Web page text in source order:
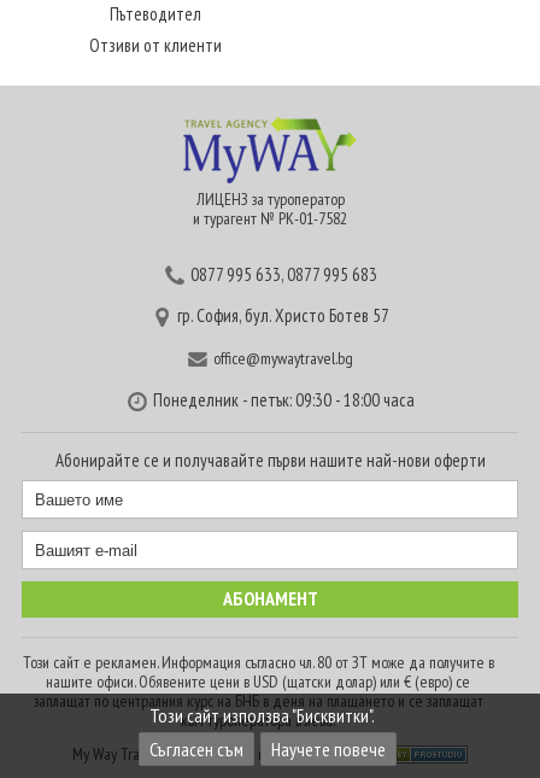
Пътеводител
Отзиви от клиенти
ЛИЦЕНЗ за туроператор
и турагент № РК-01-7582
0877 995 633,0877 995 683
гр. София, бул. Христо Ботев 57
office@mywaytravel.bg
Понеделник - петък: 09:30 - 18:00 часа
Абонирайте се и получавайте първи нашите най-нови оферти
Този сайт е рекламен. Информация съгласно чл. 80 от ЗТ може да получите в
нашите офиси. Обявените цени в USD (щатски долар) или € (евро) се
заплащат по централния курс на БНБ в деня на плащането и се заплащат
към туроператора в лева.
My Way Travel © 2016. Всички права запазени
Този сайт използва "Бисквитки".
Съгласен съм
Научете повече